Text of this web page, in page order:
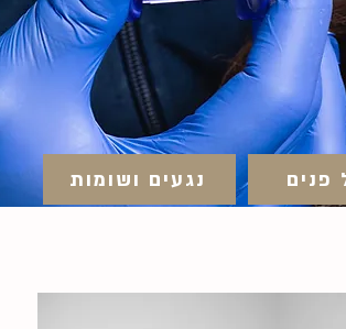
נגעים ושומות פנים